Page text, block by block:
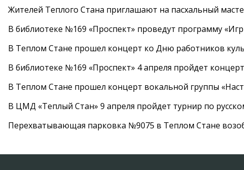
Жителей Теплого Стана приглашают на пасхальный
В библиотеке №169 «Проспект» проведут программу
В Теплом Стане прошел концерт ко Дню работников
В библиотеке №169 «Проспект» 4 апреля пройдет
В Теплом Стане прошел концерт вокальной группы
В ЦМД «Теплый Стан» 9 апреля пройдет турнир по
Перехватывающая парковка №9075 в Теплом Стане